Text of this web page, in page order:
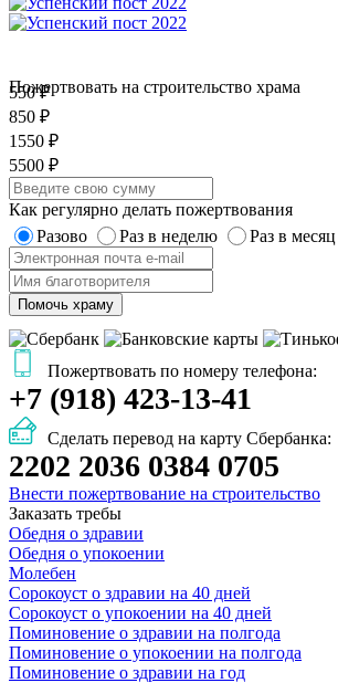
Пожертвовать на строительство храма
550 ₽
850 ₽
1550 ₽
5500 ₽
Как регулярно делать пожертвования
Разово
Раз в неделю Раз в месяц
Помочь храму
Пожертвовать по номеру телефона:
+7 (918) 423-13-41
Сделать перевод на карту Сбербанка:
2202 2036 0384 0705
Внести пожертвование на строительство
Заказать требы
Обедня о здравии
Обедня о упокоении
Молебен
Сорокоуст о здравии на 40 дней
Сорокоуст о упокоении на 40 дней
Поминовение о здравии на полгода
Поминовение о упокоении на полгода
Поминовение о здравии на год